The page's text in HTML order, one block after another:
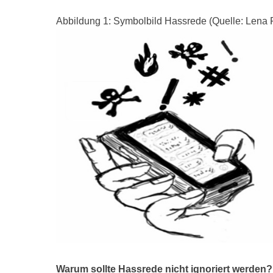
Abbildung 1: Symbolbild Hassrede (Quelle: Lena
Warum sollte Hassrede nicht ignoriert werden?